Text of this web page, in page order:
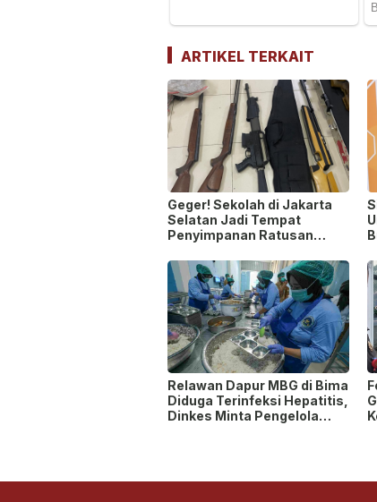
ARTIKEL TERKAIT
Geger! Sekolah di Jakarta
Selatan Jadi Tempat
Penyimpanan Ratusan
Pemilik
Relawan Dapur MBG di Bima
Diduga Terinfeksi Hepatitis,
Dinkes Minta Pengelola